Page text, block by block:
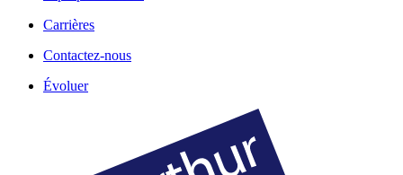
Carrières
Contactez-nous
Évoluer